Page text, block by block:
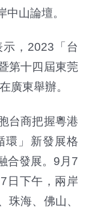
山論壇。
，2023「台
第十四屆東莞
廣東舉辦。
台商把握粵港
環」新發展格
合發展。9月7
日下午，兩岸
珠海、佛山、